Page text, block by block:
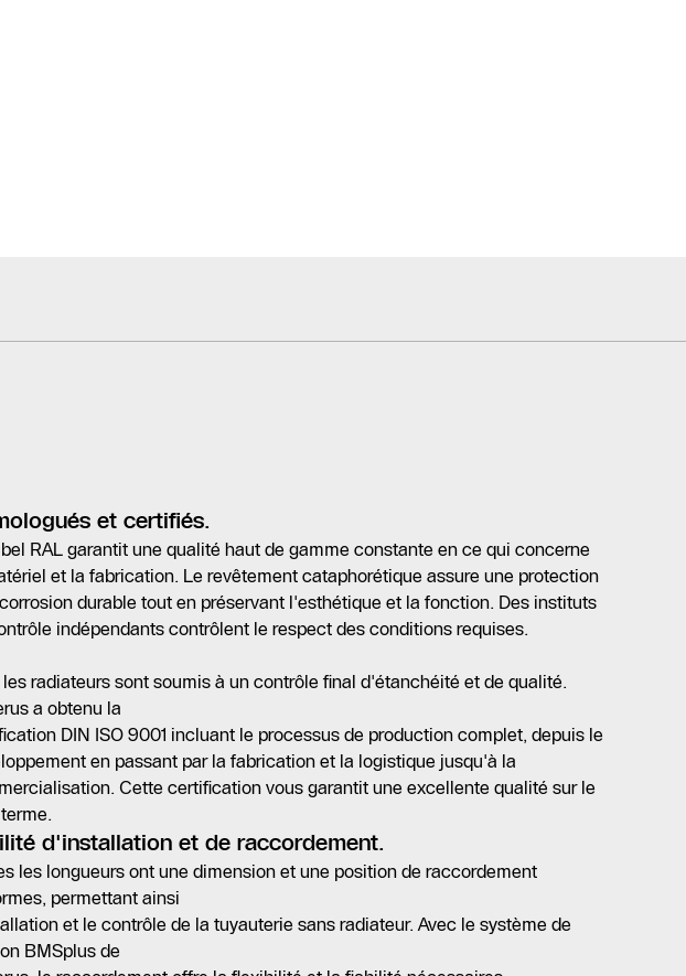
et certifiés.
RAL garantit une qualité haut de gamme constante en ce qui concerne
et la fabrication. Le revêtement cataphorétique assure une protection
durable tout en préservant l'esthétique et la fonction. Des instituts
indépendants contrôlent le respect des conditions requises.
les radiateurs sont soumis à un contrôle final d'étanchéité et de qualité.
a obtenu la
DIN ISO 9001 incluant le processus de production complet, depuis le
en passant par la fabrication et la logistique jusqu'à la
Cette certification vous garantit une excellente qualité sur le
d'installation et de raccordement.
les longueurs ont une dimension et une position de raccordement
permettant ainsi
et le contrôle de la tuyauterie sans radiateur. Avec le système de
BMSplus de